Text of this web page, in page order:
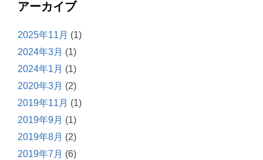
アーカイブ
2025年11月 (1)
2024年3月 (1)
2024年1月 (1)
2020年3月 (2)
2019年11月 (1)
2019年9月 (1)
2019年8月 (2)
2019年7月 (6)